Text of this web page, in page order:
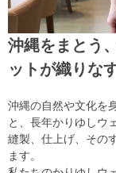
沖縄をまとう
ットが織りな
沖縄の自然や文化を
と、長年かりゆしウ
縫製、仕上げ、その
ます。